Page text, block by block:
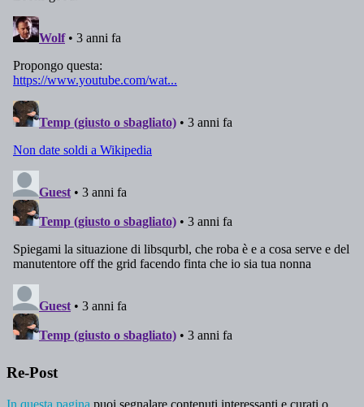
Re-Post
In questa pagina puoi segnalare contenuti interessanti e curati o